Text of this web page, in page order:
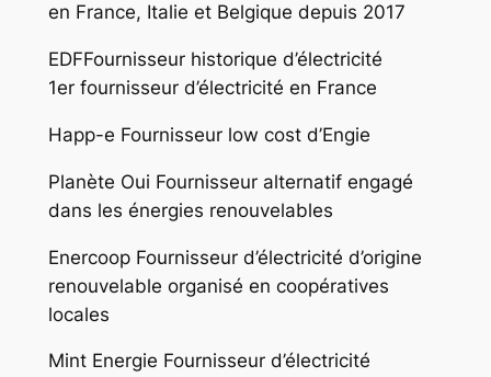
en France, Italie et Belgique depuis 2017
EDFFournisseur historique d’électricité
1er fournisseur d’électricité en France
Happ-e Fournisseur low cost d’Engie
Planète Oui Fournisseur alternatif engagé
dans les énergies renouvelables
Enercoop Fournisseur d’électricité d’origine
renouvelable organisé en coopératives
locales
Mint Energie Fournisseur d’électricité